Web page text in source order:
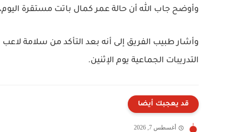
وأوضح جاب الله أن حالة عمر كمال باتت مستقرة اليوم،
وأشار طبيب الفريق إلى أنه بعد التأكد من سلامة
التدريبات الجماعية يوم الإثنين.
قد يعجبك أيضا
أغسطس 7, 2026